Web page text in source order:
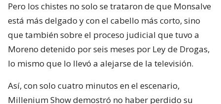
Pero los chistes no solo se trataron de que Monsalve
está más delgado y con el cabello más corto, sino
que también sobre el proceso judicial que tuvo a
Moreno detenido por seis meses por Ley de Drogas,
lo mismo que lo llevó a alejarse de la televisión.
Así, con solo cuatro minutos en el escenario,
Millenium Show demostró no haber perdido su